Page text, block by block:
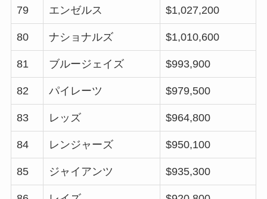
79 エンゼルス $1,027,200
80 ナショナルズ $1,010,600
81 ブルージェイズ $993,900
82 パイレーツ $979,500
83 レッズ $964,800
84 レンジャーズ $950,100
85 ジャイアンツ $935,300